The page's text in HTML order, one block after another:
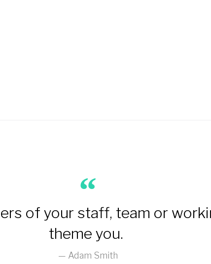
of your staff, team or
theme you.
Adam Smith